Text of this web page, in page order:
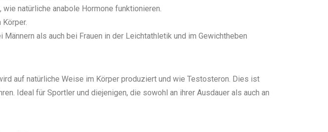
natürliche anabole Hormone funktionieren.
als auch bei Frauen in der Leichtathletik und im Gewichtheben
auf natürliche Weise im Körper produziert und wie Testosteron. Dies ist
Ideal für Sportler und diejenigen, die sowohl an ihrer Ausdauer als auch an